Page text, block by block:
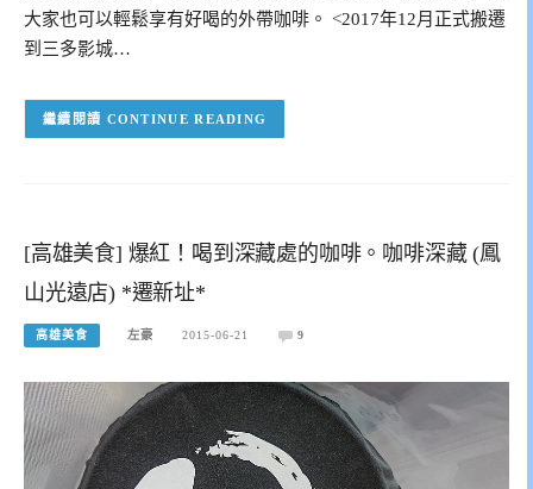
大家也可以輕鬆享有好喝的外帶咖啡。 <2017年12月正式搬遷
到三多影城…
CONTINUE READING
[高雄美食] 爆紅！喝到深藏處的咖啡。咖啡深藏 (鳳
山光遠店) *遷新址*
高雄美食 左豪 2015-06-21 9